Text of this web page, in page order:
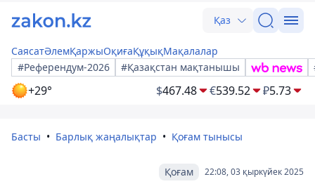
Қаз
СаясатӘлемҚаржыОқиғаҚұқықМақалалар
#Референдум-2026
#Қазақстан мақтанышы
+29° $467.48 €539.52 ₽5.73
Басты Барлық жаңалықтар Қоғам тынысы
22:08, 03 қыркүйек 2025
Қоғам